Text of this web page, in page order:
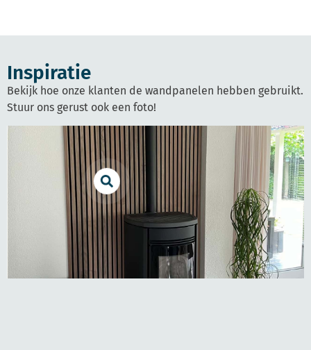
Inspiratie
Bekijk hoe onze klanten de wandpanelen hebben gebruikt.
Stuur ons gerust ook een foto!